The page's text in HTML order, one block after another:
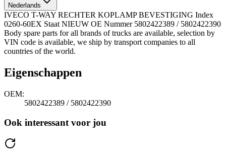
Nederlands
IVECO T-WAY RECHTER KOPLAMP BEVESTIGING Index
0260-60EX Staat NIEUW OE Nummer 5802422389 / 5802422390
Body spare parts for all brands of trucks are available, selection by
VIN code is available, we ship by transport companies to all
countries of the world.
Eigenschappen
OEM:
5802422389 / 5802422390
Ook interessant voor jou